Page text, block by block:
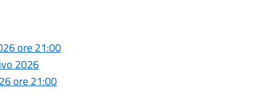
ore 21:00
2026
ore 21:00